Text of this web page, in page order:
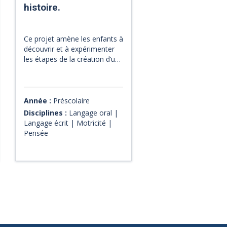
histoire.
Ce projet amène les enfants à
découvrir et à expérimenter
les étapes de la création d’une
logiciel de traitement du son,
ils créeront un livre virtuel qui
pourra être consulté en ligne
par les élèves d’autres
vidéo et tous les détails de la
Année : Préscolaire
Disciplines : Langage oral |
Langage écrit | Motricité |
Pensée